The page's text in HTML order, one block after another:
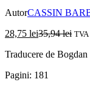
AutorCASSIN
28,75 lei35,94lei
Traducere de
Pagini: 181